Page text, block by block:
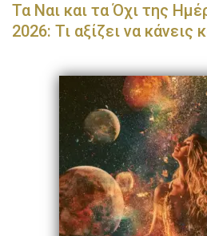
Τα Ναι και τα Όχι της
2026: Τι αξίζει να κάνεις